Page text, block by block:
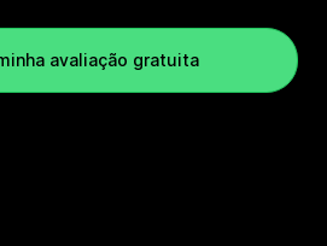
avaliação gratuita